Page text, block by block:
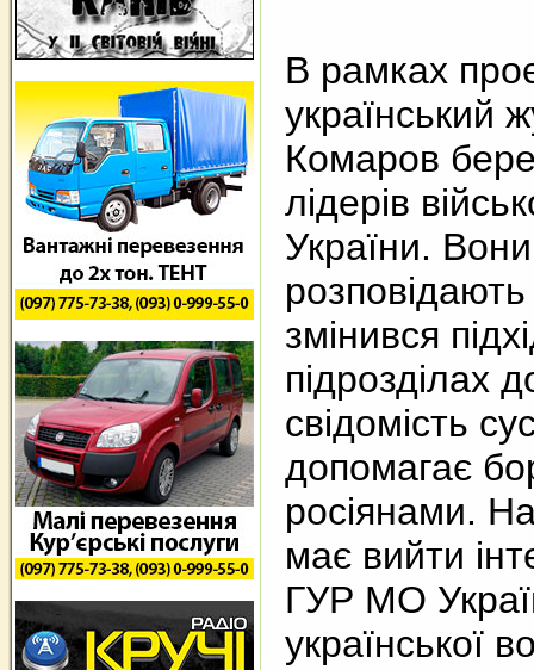
В рамках
український
Комаров
лідерів
України. Вони
розповідають
змінився
підрозділах
свідомість
допомагає
росіянами.
має вийти
ГУР МО
української